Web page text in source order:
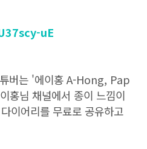
uE
버는 '에이홍 A-Hong, Pap
홍님 채널에서 종이 느낌이
이어리를 무료로 공유하고